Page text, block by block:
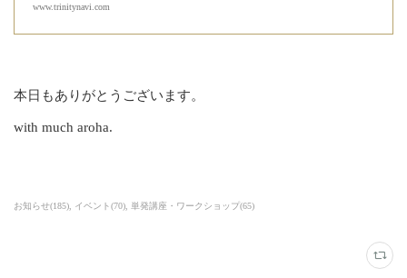
www.trinitynavi.com
本日もありがとうございます。
with much aroha.
お知らせ(185) イベント(70) 単発講座・ワークショップ(65)